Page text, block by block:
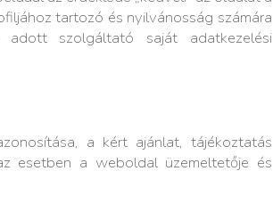
tartozó és nyilvánosság számára
adott szolgáltató saját adatkezelési
a kért ajánlat, tájékoztatás
esetben a weboldal üzemeltetője és